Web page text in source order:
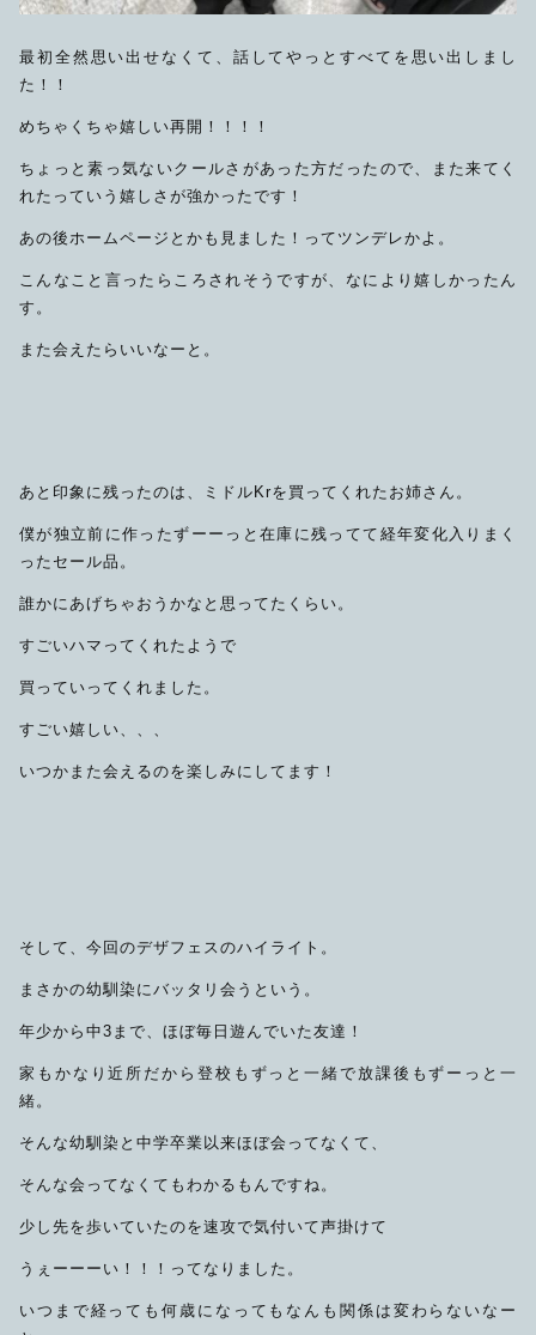
最初全然思い出せなくて、話してやっとすべてを思い出しまし
た！！
めちゃくちゃ嬉しい再開！！！！
ちょっと素っ気ないクールさがあった方だったので、また来てく
れたっていう嬉しさが強かったです！
あの後ホームページとかも見ました！ってツンデレかよ。
こんなこと言ったらころされそうですが、なにより嬉しかったん
す。
また会えたらいいなーと。
あと印象に残ったのは、ミドルKrを買ってくれたお姉さん。
僕が独立前に作ったずーーっと在庫に残ってて経年変化入りまく
ったセール品。
誰かにあげちゃおうかなと思ってたくらい。
すごいハマってくれたようで
買っていってくれました。
すごい嬉しい、、、
いつかまた会えるのを楽しみにしてます！
そして、今回のデザフェスのハイライト。
まさかの幼馴染にバッタリ会うという。
年少から中3まで、ほぼ毎日遊んでいた友達！
家もかなり近所だから登校もずっと一緒で放課後もずーっと一
緒。
そんな幼馴染と中学卒業以来ほぼ会ってなくて、
そんな会ってなくてもわかるもんですね。
少し先を歩いていたのを速攻で気付いて声掛けて
うぇーーーい！！！ってなりました。
いつまで経っても何歳になってもなんも関係は変わらないなー